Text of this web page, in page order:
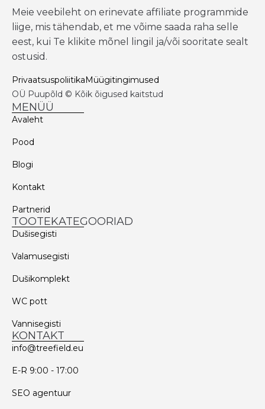
Meie veebileht on erinevate affiliate programmide
liige, mis tähendab, et me võime saada raha selle
eest, kui Te klikite mõnel lingil ja/või sooritate sealt
ostusid.
PrivaatsuspoliitikaMüügitingimused
OÜ Puupõld © Kõik õigused kaitstud
MENÜÜ
Avaleht
Pood
Blogi
Kontakt
Partnerid
TOOTEKATEGOORIAD
Dušisegisti
Valamusegisti
Dušikomplekt
WC pott
Vannisegisti
KONTAKT
info@treefield.eu
E-R 9:00 - 17:00
SEO agentuur